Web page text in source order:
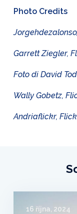
Photo Credits
Garrett Ziegler,
Foto di David
Wally Gobetz,
Andriaflickr,
16 října, 2024